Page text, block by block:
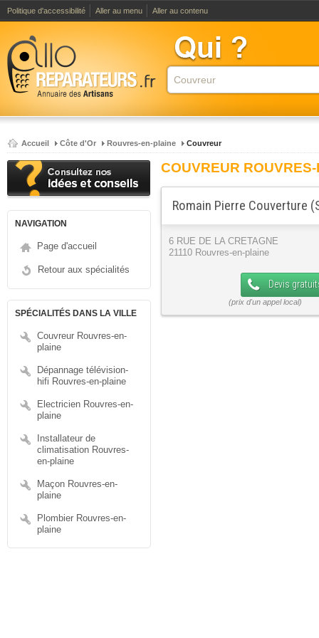
Politique d'accessibilité Aller au menu Aller au contenu
Accueil Côte d'Or Rouvres-en-plaine Couvreur
NAVIGATION
Page d'accueil
Retour aux spécialités
SPÉCIALITÉS DANS LA VILLE
Couvreur Rouvres-en-
plaine
Dépannage télévision-
hifi Rouvres-en-plaine
Electricien Rouvres-en-
plaine
Installateur de
climatisation Rouvres-
en-plaine
Maçon Rouvres-en-
plaine
Plombier Rouvres-en-
plaine
COUVREUR
Romain Pierre Couverture
6 RUE DE LA CRETAGNE
21110 Rouvres-en-plaine
Devis